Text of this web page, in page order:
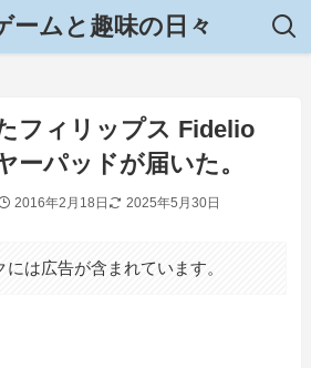
ームと趣味の日々
フィリップス Fidelio
ーパッドが届いた。
2016年2月18日 2025年5月30日
は広告が含まれています。